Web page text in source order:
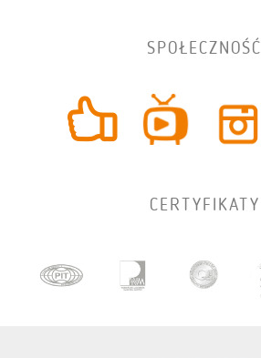
SPOŁECZNOŚĆ
CERTYFIKATY